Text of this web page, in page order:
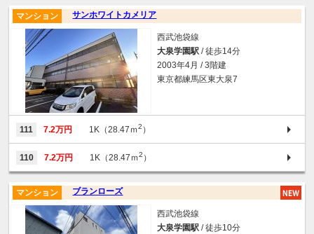
サンホワイトカメリア
マンション
西武池袋線
大泉学園駅 / 徒歩14分
2003年4月 / 3階建
東京都練馬区東大泉7
111 7.2万円 1K（28.47ｍ2 ）
110 7.2万円 1K（28.47ｍ2 ）
ブランローズ
マンション
西武池袋線
大泉学園駅 / 徒歩10分